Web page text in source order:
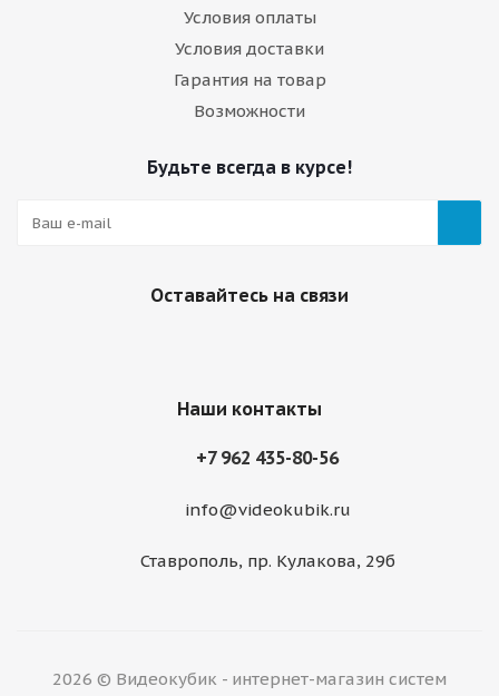
Условия оплаты
Условия доставки
Гарантия на товар
Возможности
Будьте всегда в курсе!
Оставайтесь на связи
Наши контакты
+7 962 435-80-56
info@videokubik.ru
Ставрополь, ​пр. Кулакова, 29б
2026 © Видеокубик - интернет-магазин систем